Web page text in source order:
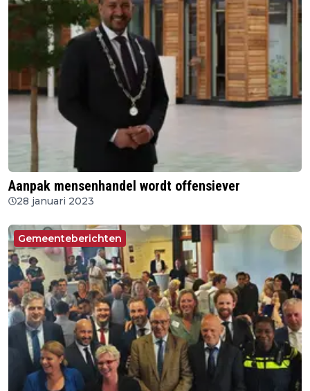
Aanpak mensenhandel wordt offensiever
28 januari 2023
Gemeenteberichten